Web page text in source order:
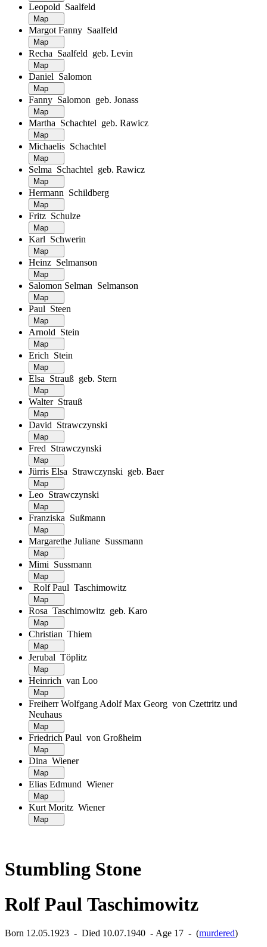
Leopold Saalfeld
Margot Fanny Saalfeld
Recha Saalfeld geb. Levin
Daniel Salomon
Fanny Salomon geb. Jonass
Martha Schachtel geb. Rawicz
Michaelis Schachtel
Selma Schachtel geb. Rawicz
Hermann Schildberg
Fritz Schulze
Karl Schwerin
Heinz Selmanson
Salomon Selman Selmanson
Paul Steen
Arnold Stein
Erich Stein
Elsa Strauß geb. Stern
Walter Strauß
David Strawczynski
Fred Strawczynski
Jürris Elsa Strawczynski geb. Baer
Leo Strawczynski
Franziska Sußmann
Margarethe Juliane Sussmann
Mimi Sussmann
Rolf Paul Taschimowitz
Rosa Taschimowitz geb. Karo
Christian Thiem
Jerubal Töplitz
Heinrich van Loo
Freiherr Wolfgang Adolf Max Georg von Czettritz und
Neuhaus
Friedrich Paul von Großheim
Dina Wiener
Elias Edmund Wiener
Kurt Moritz Wiener
Stumbling Stone
Rolf Paul Taschimowitz
Born 12.05.1923 ‐ Died 10.07.1940 ‐ Age 17 ‐ (murdered)